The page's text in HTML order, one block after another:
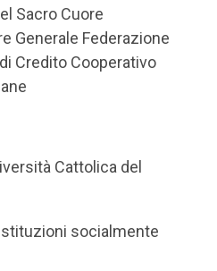
Sacro Cuore
Generale Federazione
Credito Cooperativo
Cattolica del
socialmente